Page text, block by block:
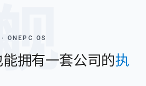
ONEPC OS
拥有一套公司的执